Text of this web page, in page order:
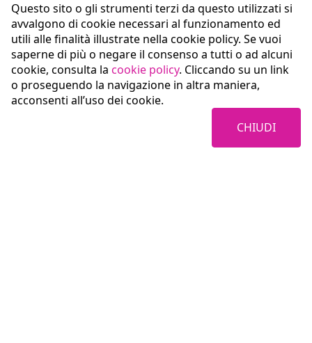
Questo sito o gli strumenti terzi da questo utilizzati si
avvalgono di cookie necessari al funzionamento ed
utili alle finalità illustrate nella cookie policy. Se vuoi
saperne di più o negare il consenso a tutti o ad alcuni
cookie, consulta la cookie policy. Cliccando su un link
o proseguendo la navigazione in altra maniera,
acconsenti all’uso dei cookie.
CHIUDI